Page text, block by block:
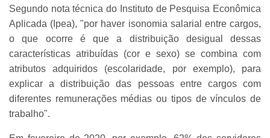
Segundo nota técnica do Instituto de Pesquisa Econômica
Aplicada (Ipea), "por haver isonomia salarial entre cargos,
o que ocorre é que a distribuição desigual dessas
características atribuídas (cor e sexo) se combina com
atributos adquiridos (escolaridade, por exemplo), para
explicar a distribuição das pessoas entre cargos com
diferentes remunerações médias ou tipos de vínculos de
trabalho".